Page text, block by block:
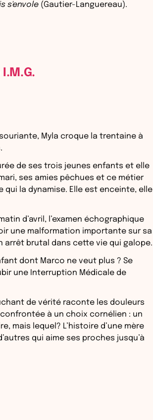
s'envole (Gautier-Languereau).
Myla croque la trentaine à
de ses trois jeunes enfants et elle
ses amies pêchues et ce métier
qui la dynamise. Elle est enceinte, elle
d’avril, l’examen échographique
une malformation importante sur sa
arrêt brutal dans cette vie qui galope.
dont Marco ne veut plus ? Se
une Interruption Médicale de
de vérité raconte les douleurs
confrontée à un choix cornélien : un
mais lequel? L’histoire d’une mère
qui aime ses proches jusqu’à